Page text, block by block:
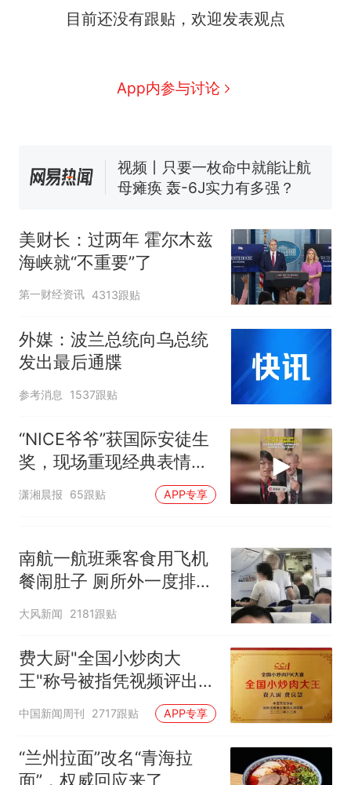
目前还没有跟贴，欢迎发表观点
App内参与讨论
热 十多万人报名的考试，成绩
交5060元才肯搬上楼！女子傻
母瘫痪 轰-6J实力有多强？
佛山一中学招聘物理教师，笔
已叫停招聘，成立调查组全面
核查
“不建议大家买深色蛋糕”上热
搜，网友：天塌了！
十多万人报名的考试，成绩
全部作废，公平么？
美财长：过两年 霍尔木兹
海峡就“不重要”了
第一财经资讯 4313跟贴
外媒：波兰总统向乌总统
发出最后通牒
参考消息 1537跟贴
“NICE爷爷”获国际安徒生
奖，现场重现经典表情
包，向中国粉丝问好
潇湘晨报 65跟贴 APP专享
南航一航班乘客食用飞机
餐闹肚子 厕所外一度排长
队
大风新闻 2181跟贴
费大厨"全国小炒肉大
王"称号被指凭视频评出
官方回应
中国新闻周刊 2717跟贴 APP专享
“兰州拉面”改名“青海拉
面”，权威回应来了